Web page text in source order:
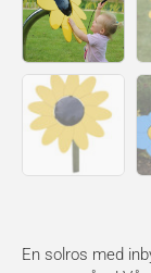
En solros med